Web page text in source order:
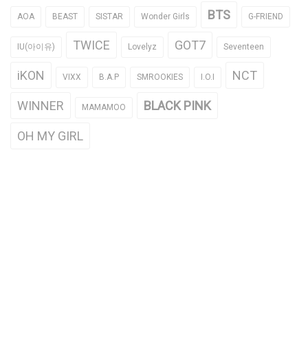
AOA BEAST SISTAR Wonder Girls BTS G-FRIEND
IU(아이유) TWICE Lovelyz GOT7 Seventeen
iKON VIXX B.A.P SMROOKIES I.O.I NCT
WINNER MAMAMOO BLACK PINK
OH MY GIRL